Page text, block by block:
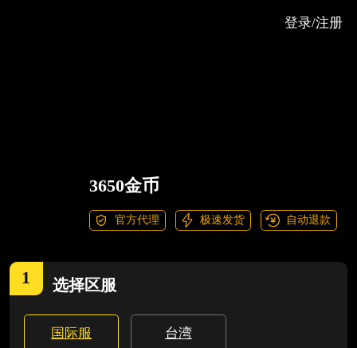
登录/注册
3650金币
官方代理 极速发货 自动退款
1 选择区服
国际服 台湾